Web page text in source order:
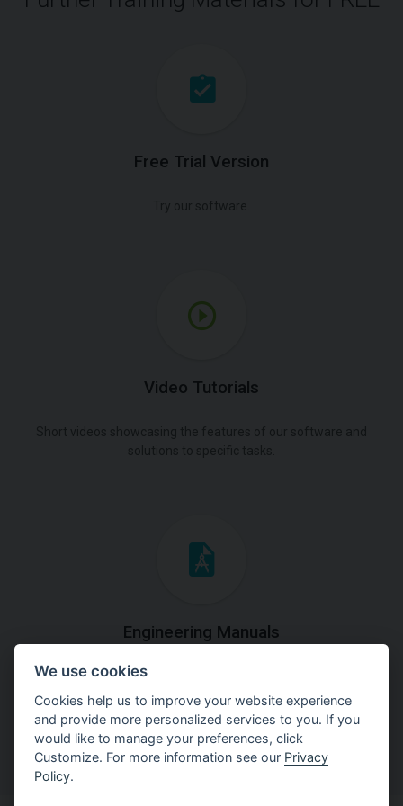
Free Trial Version
Video Tutorials
Engineering Manuals
Step by steps guides on how
to solve a specific tasks.
We use cookies
Cookies help us to improve your website experience
and provide more personalized services to you. If you
would like to manage your preferences, click
Customize. For more information see our Privacy
Policy.